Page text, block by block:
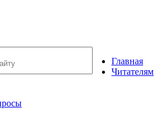
Главная
Читателям